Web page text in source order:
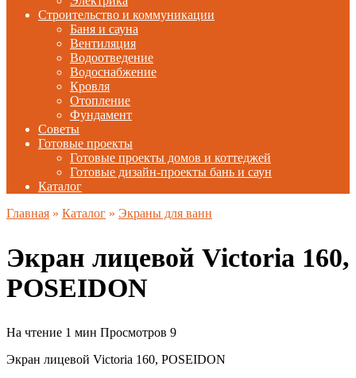
Строительство и коммуникации
Баня и сауна
Вентиляция
Водоотведение
Водоснабжение
Кровля
Отопление
Фундамент
Советы
Готовые проекты
Готовые проекты домов и коттеджей
Готовые дизайн-проекты бань и саун
Каталог
Главная » Каталог » Экраны для ванн
Экран лицевой Victoria 160,
POSEIDON
На чтение 1 мин Просмотров 9
Экран лицевой Victoria 160, POSEIDON